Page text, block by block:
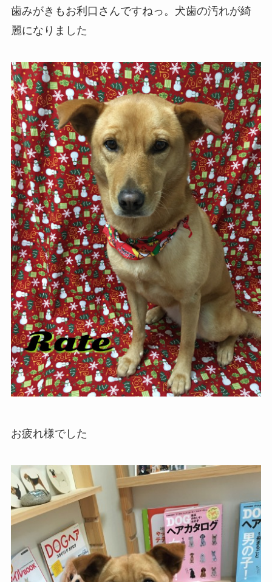
歯みがきもお利口さんですねっ。犬歯の汚れが綺
麗になりました
お疲れ様でした